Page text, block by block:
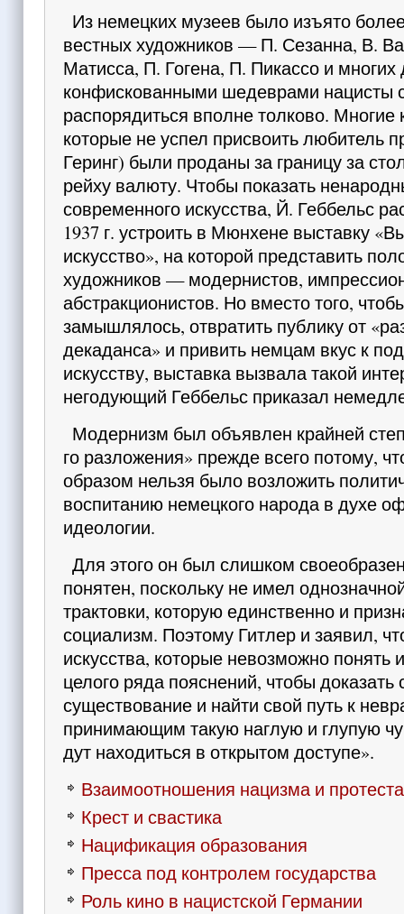
Из немецких музеев было изъято
вестных художников — П. Сезанна, В.
Матисса, П. Гогена, П. Пикассо и многих
конфиско­ванными шедеврами нацисты
распорядиться вполне толково. Многие
которые не успел присвоить любитель
Геринг) были проданы за границу за
рейху валюту. Чтобы показать
современного искусства, Й. Геббельс
1937 г. устроить в Мюнхене выставку
искусство», на которой представить
ху­дожников — модернистов,
абстракционис­тов. Но вместо того,
замышлялось, отвратить пуб­лику от
декаданса» и привить немцам вкус к
искусству, выставка вызвала такой
негодующий Геббельс приказал
Модернизм был объявлен крайней
го разложения» прежде всего потому,
об­разом нельзя было возложить
вос­питанию немецкого народа в духе
идеологии.
Для этого он был слиш­ком
понятен, поскольку не имел
трактовки, которую единст­венно и
социализм. Поэтому Гитлер и заявил,
искусства, которые не­возможно понять
целого ряда пояснений, чтобы доказать
существование и найти свой путь к
принимающим такую наглую и глупую
дут находиться в открытом доступе».
Взаимоотношения нацизма и
Крест и свастика
Нацификация образования
Пресса под контролем государства
Роль кино в нацистской Германии